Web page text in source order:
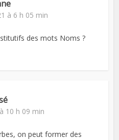
à 6 h 05 min
des mots Noms ?
10 h 09 min
on peut former des